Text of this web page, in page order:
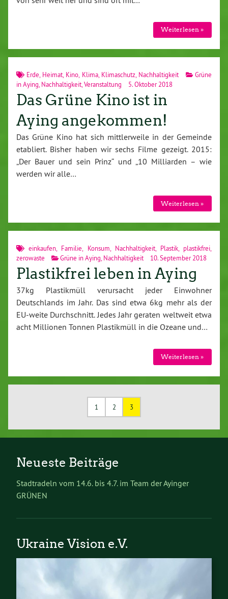
Weiterlesen »
Erde Heimat Kino Klima, Klimaschutz, Nachhaltigkeit
Grüne
in Aying Nachhaltigkeit Veranstaltung 5. Oktober 2018
Das Grüne Kino ist in
Aying angekommen!
Das Grüne Kino hat sich mittlerweile in der Gemeinde
etabliert. Bisher haben wir sechs Filme gezeigt. 2015:
„Der Bauer und sein Prinz“ und „10 Milliarden – wie
werden wir alle…
Weiterlesen »
einkaufen, Familie, Konsum, Nachhaltigkeit, Plastik, plastikfrei,
zerowaste
Grüne in Aying,Nachhaltigkeit 10. September 2018
Plastikfrei leben in Aying
37kg Plastikmüll verursacht jeder Einwohner
Deutschlands im Jahr. Das sind etwa 6kg mehr als der
EU-weite Durchschnitt. Jedes Jahr geraten weltweit etwa
acht Millionen Tonnen Plastikmüll in die Ozeane und…
Weiterlesen »
1 2 3
Neueste Beiträge
Stadtradeln vom 14.6. bis 4.7. im Team der Ayinger
GRÜNEN
Ukraine Vision e.V.